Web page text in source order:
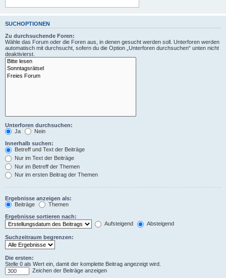
SUCHOPTIONEN
Zu durchsuchende Foren:
Wähle das Forum oder die Foren aus, in denen gesucht werden soll. Unterforen werden
automatisch mit durchsucht, sofern du die Option „Unterforen durchsuchen“ unten nicht
deaktivierst.
Unterforen durchsuchen:
Ja
Nein
Innerhalb suchen:
Betreff und Text der Beiträge
Nur im Text der Beiträge
Nur im Betreff der Themen
Nur im ersten Beitrag der Themen
Ergebnisse anzeigen als:
Beiträge
Themen
Ergebnisse sortieren nach:
Aufsteigend
Absteigend
Suchzeitraum begrenzen:
Die ersten:
Stelle 0 als Wert ein, damit der komplette Beitrag angezeigt wird.
Zeichen der Beiträge anzeigen